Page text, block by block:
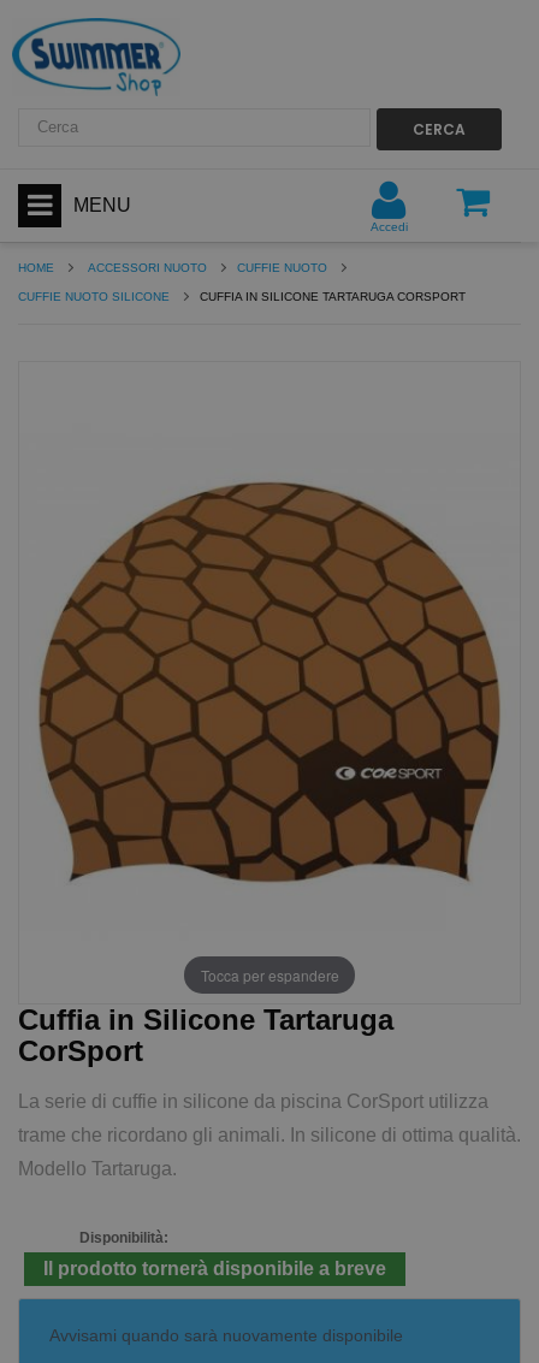
CERCA
MENU
Accedi
HOME ACCESSORI NUOTO CUFFIE NUOTO
CUFFIE NUOTO SILICONE CUFFIA IN SILICONE TARTARUGA CORSPORT
Tocca per espandere
Cuffia in Silicone Tartaruga
CorSport
La serie di cuffie in silicone da piscina CorSport utilizza
trame che ricordano gli animali. In silicone di ottima qualità.
Modello Tartaruga.
Disponibilità:
Il prodotto tornerà disponibile a breve
Avvisami quando sarà nuovamente disponibile